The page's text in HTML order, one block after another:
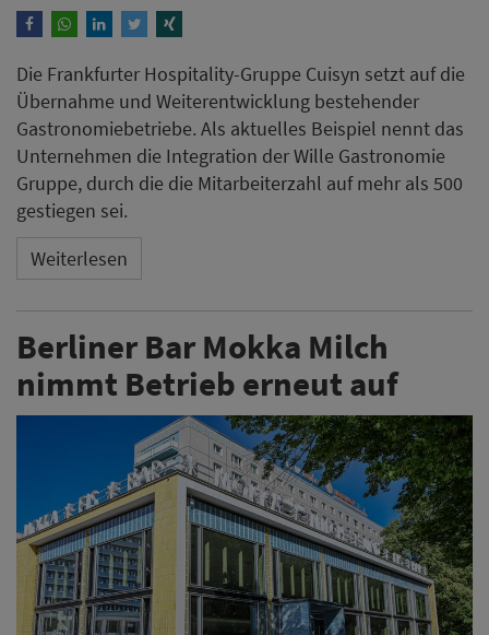
Die Frankfurter Hospitality-Gruppe Cuisyn setzt auf die
Übernahme und Weiterentwicklung bestehender
Gastronomiebetriebe. Als aktuelles Beispiel nennt das
Unternehmen die Integration der Wille Gastronomie
Gruppe, durch die die Mitarbeiterzahl auf mehr als 500
gestiegen sei.
Weiterlesen
Berliner Bar Mokka Milch
nimmt Betrieb erneut auf